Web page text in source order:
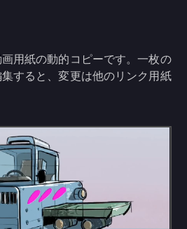
用紙の動的コピーです。一枚の
すると、変更は他のリンク用紙